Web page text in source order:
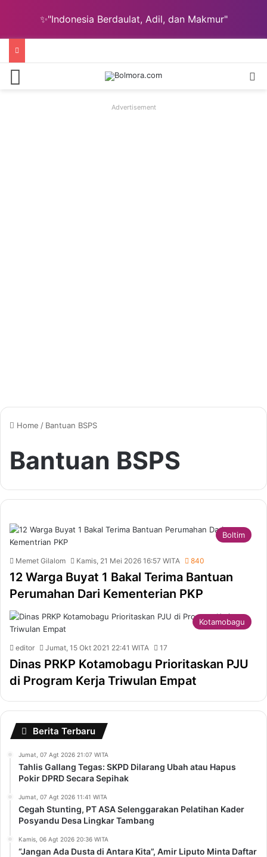
✨"Indonesia Berdaulat, Adil, dan Makmur"
Advertisement
Home / Bantuan BSPS
Bantuan BSPS
Boltim
Memet Gilalom Kamis, 21 Mei 2026 16:57 WITA 840
12 Warga Buyat 1 Bakal Terima Bantuan
Perumahan Dari Kementerian PKP
Kotamobagu
editor Jumat, 15 Okt 2021 22:41 WITA 17
Dinas PRKP Kotamobagu Prioritaskan PJU
di Program Kerja Triwulan Empat
Berita Terbaru
Jumat, 07 Agt 2026 21:07 WITA
Tahlis Gallang Tegas: SKPD Dilarang Ubah atau Hapus
Pokir DPRD Secara Sepihak
Jumat, 07 Agt 2026 11:41 WITA
Cegah Stunting, PT ASA Selenggarakan Pelatihan Kader
Posyandu Desa Lingkar Tambang
Kamis, 06 Agt 2026 20:36 WITA
“Jangan Ada Dusta di Antara Kita”, Amir Liputo Minta Daftar